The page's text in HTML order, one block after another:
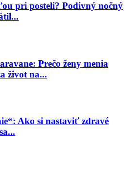
pri posteli? Podivný nočný
Prečo ženy menia
život na...
Ako si nastaviť zdravé